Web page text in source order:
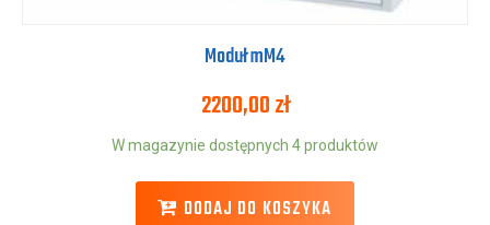
Moduł mM4
2200,00zł
W magazynie dostępnych 4 produktów
DODAJ DO KOSZYKA